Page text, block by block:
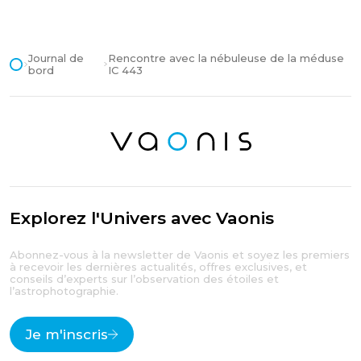
Journal de
bord
Rencontre avec la nébuleuse de la méduse
IC 443
Explorez l'Univers avec Vaonis
Abonnez-vous à la newsletter de Vaonis et soyez les premiers
à recevoir les dernières actualités, offres exclusives, et
conseils d’experts sur l’observation des étoiles et
l’astrophotographie.
Je m'inscris